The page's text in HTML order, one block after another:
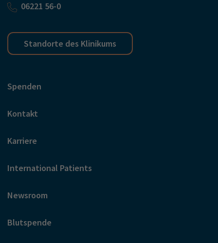
06221 56-0
Standorte des Klinikums
Spenden
Kontakt
Karriere
International Patients
Newsroom
Blutspende